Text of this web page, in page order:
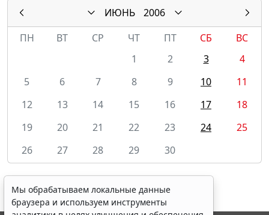
ИЮНЬ
2006
ПН
ВТ СР ЧТ ПТ СБ
ВС
1
2 3
4
5
6 7 8 9 10
11
12
13 14 15 16 17
18
19
20 21 22 23 24
25
26
27 28 29 30
Мы обрабатываем локальные данные
браузера и используем инструменты